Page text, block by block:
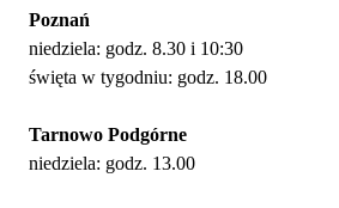
Poznań
niedziela: godz. 8.30 i 10:30
święta w tygodniu: godz. 18.00
Tarnowo Podgórne
niedziela: godz. 13.00